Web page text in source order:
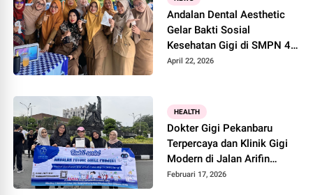
Andalan Dental Aesthetic
Gelar Bakti Sosial
Kesehatan Gigi di SMPN 4
Siak Hulu
April 22, 2026
HEALTH
Dokter Gigi Pekanbaru
Terpercaya dan Klinik Gigi
Modern di Jalan Arifin
Ahmad
Februari 17, 2026